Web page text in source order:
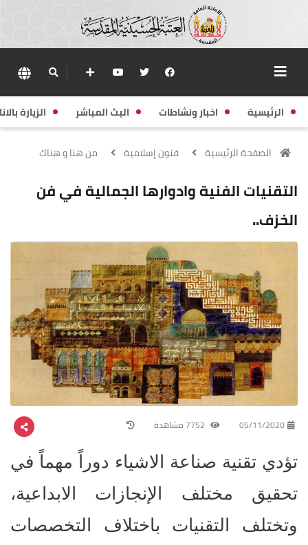
الرئيسية اخبار ونشاطات البث المباشر الزيارة
الصفحة الرئيسية فنون إسلامية من هنا و هناك
التقنيات الفنية وادوارها الجمالية في فن
الخزف..
05/11/2020
تؤدي تقنية صناعة الاشياء دوراً مهماً في
تحقيق مختلف الإنجازات الابداعية،
وتختلف التقنيات باختلاف التخصصات